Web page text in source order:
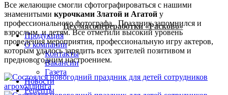
Цех мясопереработки «Расково»
Продукция
О компании
Контакты
Вакансии
Газета
Новости
Рецепты
Все желающие смогли сфотографироваться с нашими
знаменитыми курочками Златой и Агатой у
профессионального фотографа. Праздник запомнился и
взрослым, и детям. Все отметили высокий уровень
проведения мероприятия, профессиональную игру актеров,
которым удалось зарядить всех зрителей позитивом и
предновогодним настроением.